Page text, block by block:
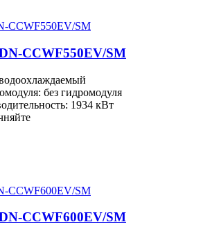
CCWF550EV/SM
без гидромодуля
1934 кВт
CCWF600EV/SM